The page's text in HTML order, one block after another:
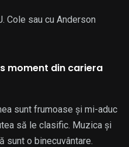
Cole sau cu Anderson
moment din cariera
sunt frumoase și mi-aduc
să le clasific. Muzica și
sunt o binecuvântare.